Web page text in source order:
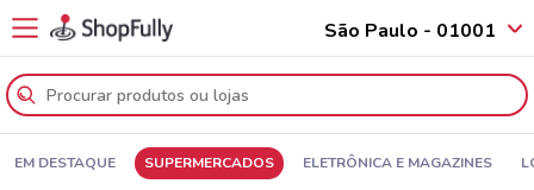
São Paulo - 01001
EM DESTAQUE SUPERMERCADOS ELETRÔNICA E MAGAZINES